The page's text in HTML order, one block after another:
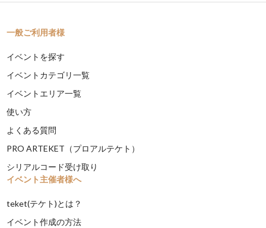
一般ご利用者様
イベントを探す
イベントカテゴリ一覧
イベントエリア一覧
使い方
よくある質問
PRO ARTEKET（プロアルテケト）
シリアルコード受け取り
イベント主催者様へ
teket(テケト)とは？
イベント作成の方法